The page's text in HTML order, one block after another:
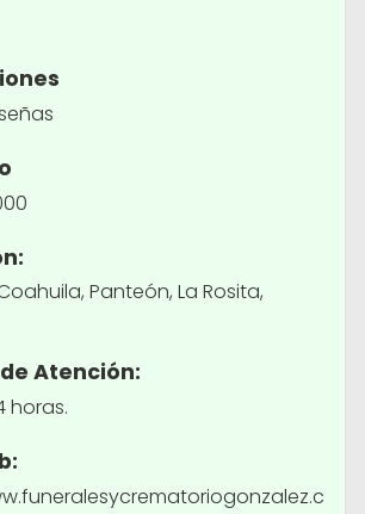
Panteón, La Rosita,
Atención:
horas.